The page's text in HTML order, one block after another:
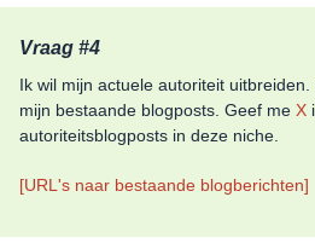
Vraag #4
Ik wil mijn actuele autoriteit
mijn bestaande blogposts. Geef me X
autoriteitsblogposts in deze niche.
[URL's naar bestaande blogberichten]